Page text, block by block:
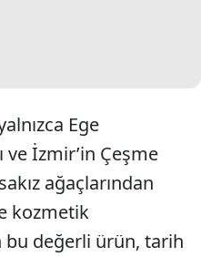
Ege
ve İzmir’in Çeşme
ağaçlarından
kozmetik
bu değerli ürün, tarih